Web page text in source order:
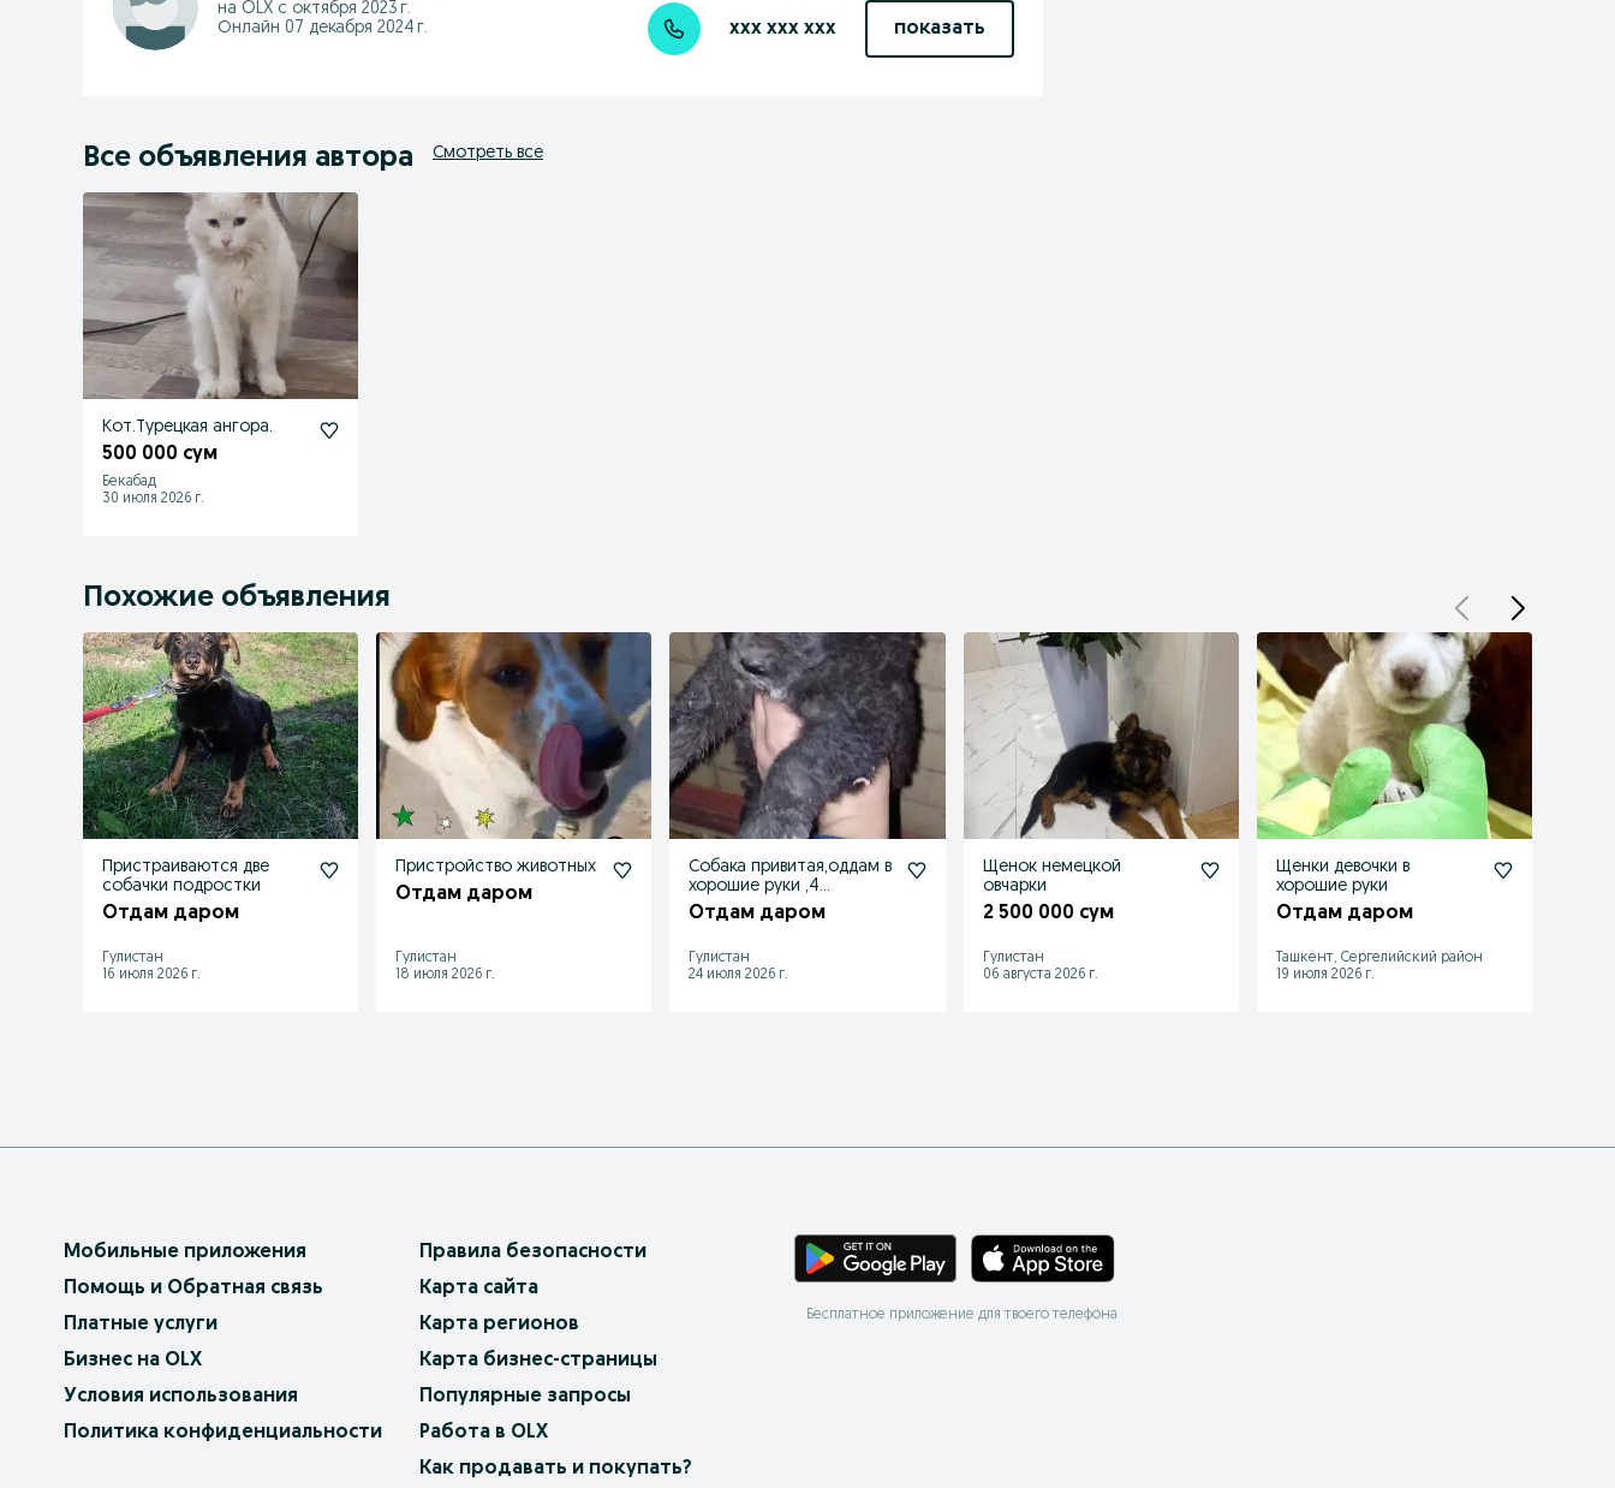
на OLX с октября 2023 г.
Онлайн 07 декабря 2024 г.
xxx xxx xxx показать
Все объявления автора Смотреть все
Кот.Турецкая ангора.
500 000 сум
Бекабад
30 июля 2026 г.
Похожие объявления
Пристраиваются две
собачки подростки
Отдам даром
Гулистан
16 июля 2026 г.
Пристройство животных
Отдам даром
Гулистан
18 июля 2026 г.
Собака привитая,оддам в
хорошие руки ,4
мясяца,девочка,
Отдам даром
Гулистан
24 июля 2026 г.
Щенок немецкой
овчарки
2 500 000 сум
Гулистан
06 августа 2026 г.
Щенки девочки в
хорошие руки
Отдам даром
Ташкент, Сергелийский район
19 июля 2026 г.
Мобильные приложения
Помощь и Обратная связь
Платные услуги
Бизнес на OLX
Условия использования
Политика конфиденциальности
Правила безопасности
Карта сайта
Карта регионов
Карта бизнес-страницы
Популярные запросы
Работа в OLX
Как продавать и покупать?
Бесплатное приложение для твоего телефона